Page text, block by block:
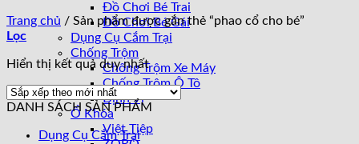
Đồ Chơi Bé Trai
Đồ Chơi Bé Gái
Dụng Cụ Cắm Trại
Chống Trộm
Chống Trộm Xe Máy
Chống Trộm Ô Tô
Định Vị
Ổ Khóa
Việt Tiệp
Trang chủ / Sản phẩm được gắn thẻ “phao cổ cho bé”
Lọc
Hiển thị kết quả duy nhất
DANH SÁCH SẢN PHẨM
Dụng Cụ Cắm Trại